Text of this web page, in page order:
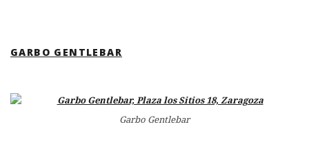
GARBO GENTLEBAR
Garbo Gentlebar